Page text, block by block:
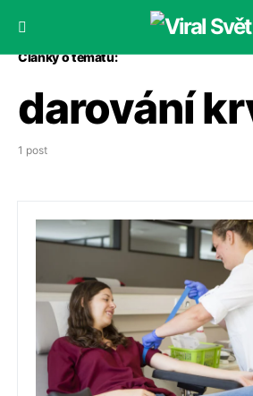
Články o tématu:
darování
1 post